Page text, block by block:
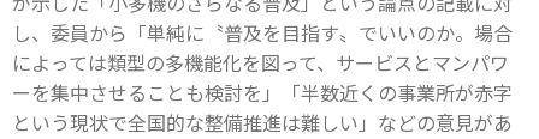
し、委員から「単純に〝普及を目指す〟でいいのか。場合
によっては類型の多機能化を図って、サービスとマンパワ
ーを集中させることも検討を」「半数近くの事業所が赤字
という現状で全国的な整備推進は難しい」などの意見があ